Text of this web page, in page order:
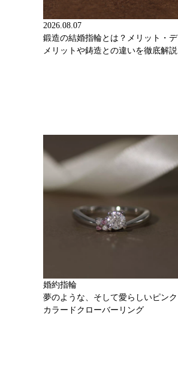
2026.08.07
鍛造の結婚指輪とは？メリット・デ
メリットや鋳造との違いを徹底解説
婚約指輪
夢のような、そして愛らしいピンク
カラードクローバーリング